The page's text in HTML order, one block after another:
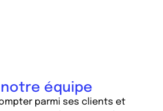
équipe
parmi ses clients et